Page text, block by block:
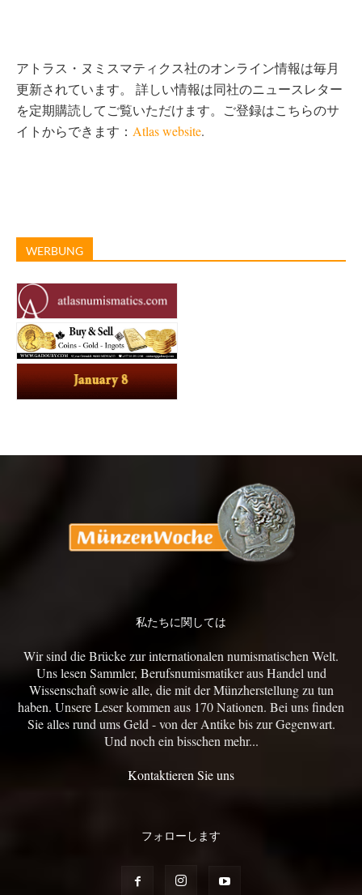
アトラス・ヌミスマティクス社のオンライン情報は毎月
更新されています。 詳しい情報は同社のニュースレター
を定期購読してご覧いただけます。ご登録はこちらのサ
イトからできます： Atlas website.
WERBUNG
私たちに関しては
Wir sind die Brücke zur internationalen numismatischen Welt.
Uns lesen Sammler, Berufsnumismatiker aus Handel und
Wissenschaft sowie alle, die mit der Münzherstellung zu tun
haben. Unsere Leser kommen aus 170 Nationen. Bei uns finden
Sie alles rund ums Geld - von der Antike bis zur Gegenwart.
Und noch ein bisschen mehr...
Kontaktieren Sie uns
フォローします